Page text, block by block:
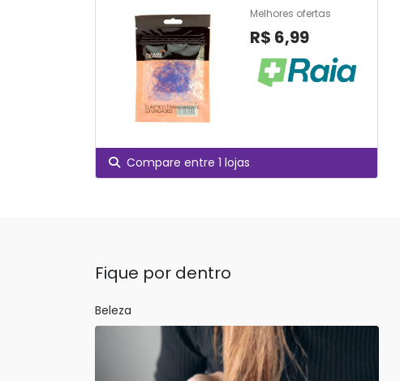
Melhores ofertas
R$ 6,99
Compare entre 1 lojas
Fique por dentro
Beleza